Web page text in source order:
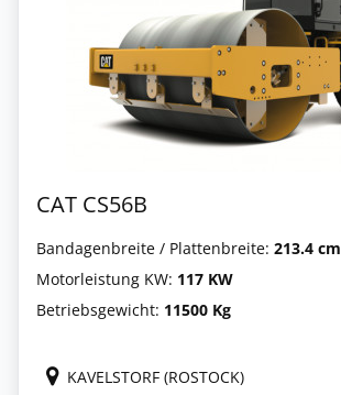
CAT CS56B
Bandagenbreite / Plattenbreite: 213.4 cm
Motorleistung KW: 117 KW
Betriebsgewicht: 11500 Kg
KAVELSTORF (ROSTOCK)